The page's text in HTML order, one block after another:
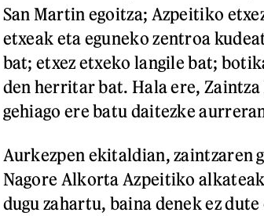
San Martin egoitza; Azpeitiko
etxeak eta eguneko zentroa
bat; etxez etxeko langile bat;
den herritar bat. Hala ere,
gehiago ere batu daitezke
Aurkezpen ekitaldian, zaintzaren
Nagore Alkorta Azpeitiko
dugu zahartu, baina denek ez